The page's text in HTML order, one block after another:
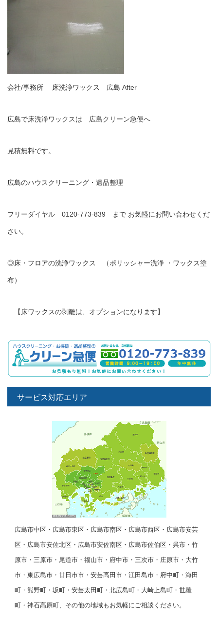
会社/事務所 床洗浄ワックス 広島 After
広島で床洗浄ワックスは 広島クリーン急便へ
見積無料です。
広島のハウスクリーニング・遺品整理
フリーダイヤル 0120-773-839 まで お気軽にお問い合わせくだ
さい。
◎床・フロアの洗浄ワックス （ポリッシャー洗浄 ・ワックス塗
布）
【床ワックスの剥離は、オプションになります】
サービス対応エリア
広島市中区・広島市東区・広島市南区・広島市西区・広島市安芸
区・広島市安佐北区・広島市安佐南区・広島市佐伯区・呉市・竹
原市・三原市・尾道市・福山市・府中市・三次市・庄原市・大竹
市・東広島市・廿日市市・安芸高田市・江田島市・府中町・海田
町・熊野町・坂町・安芸太田町・北広島町・大崎上島町・世羅
町・神石高原町、その他の地域もお気軽にご相談ください。